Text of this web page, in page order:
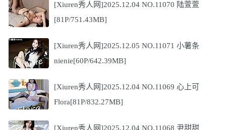
[Xiuren秀人网]2025.12.04 NO.11070 陆萱萱
[81P/751.43MB]
[Xiuren秀人网]2025.12.05 NO.11071 小薯条
nienie[60P/642.39MB]
[Xiuren秀人网]2025.12.04 NO.11069 心上可
Flora[81P/832.27MB]
[Xiuren秀人网]2025.12.04 NO.11068 尹甜甜